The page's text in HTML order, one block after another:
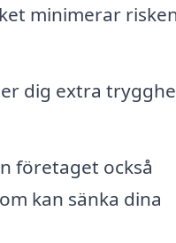
minimerar
dig extra
företaget också
kan sänka dina